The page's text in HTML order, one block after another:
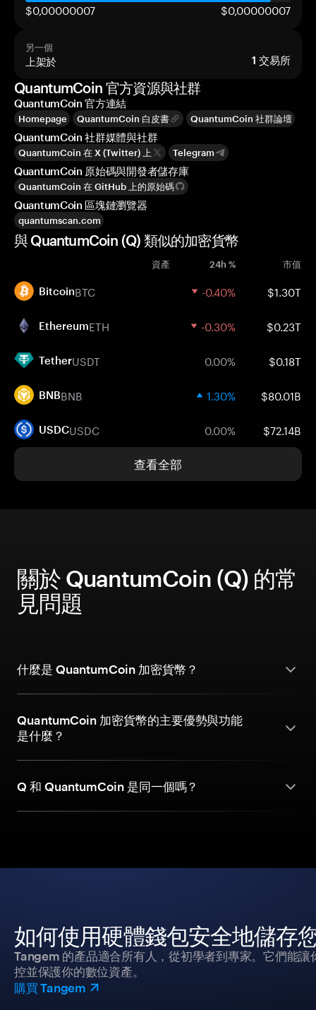
$0,00000007 $0,00000007
另一個
上架於 1 交易所
QuantumCoin 官方資源與社群
QuantumCoin 官方連結
Homepage QuantumCoin 白皮書 QuantumCoin 社群論壇
QuantumCoin 社群媒體與社群
QuantumCoin 在 X (Twitter) 上 Telegram
QuantumCoin 原始碼與開發者儲存庫
QuantumCoin 在 GitHub 上的原始碼
QuantumCoin 區塊鏈瀏覽器
quantumscan.com
與 QuantumCoin (Q) 類似的加密貨幣
資產 24h % 市值
BitcoinBTC -0.40% $1.30T
EthereumETH -0.30% $0.23T
TetherUSDT 0.00% $0.18T
BNBBNB 1.30% $80.01B
USDCUSDC 0.00% $72.14B
查看全部
關於 QuantumCoin (Q) 的常
見問題
什麼是 QuantumCoin 加密貨幣？
QuantumCoin 加密貨幣的主要優勢與功能
是什麼？
Q 和 QuantumCoin 是同一個嗎？
如何使用硬體錢包安全地儲存
Tangem 的產品適合所有人，從初學者到專家。它們能
控並保護你的數位資產。
購買 Tangem